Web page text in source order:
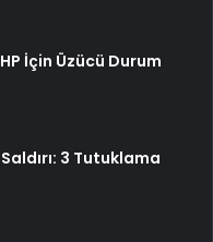
İçin Üzücü Durum
3 Tutuklama